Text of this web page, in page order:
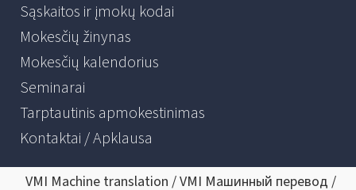
Sąskaitos ir įmokų kodai
Mokesčių žinynas
Mokesčių kalendorius
Seminarai
Tarptautinis apmokestinimas
Kontaktai / Apklausa
VMI Machine translation / VMI Машинный перевод /